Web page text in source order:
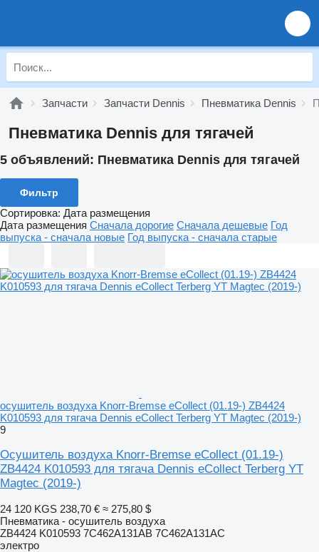
Запчасти Запчасти Dennis Пневматика Dennis
Пневматика Dennis для тягачей
5 объявлений: Пневматика Dennis для тягачей
Фильтр
Сортировка: Дата размещения
Дата размещения Сначала дорогие Сначала дешевые Год
выпуска - сначала новые Год выпуска - сначала старые
осушитель воздуха Knorr-Bremse eCollect (01.19-) ZB4424
K010593 для тягача Dennis eCollect Terberg YT Magtec (2019-)
9
Осушитель воздуха Knorr-Bremse eCollect (01.19-)
ZB4424 K010593 для тягача Dennis eCollect Terberg YT
Magtec (2019-)
24 120 KGS 238,70 € ≈ 275,80 $
Пневматика - осушитель воздуха
ZB4424 K010593 7C462A131AB 7C462A131AC
электро